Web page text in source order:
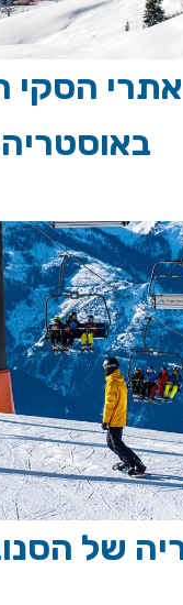
הסקי
באוסטריה
של